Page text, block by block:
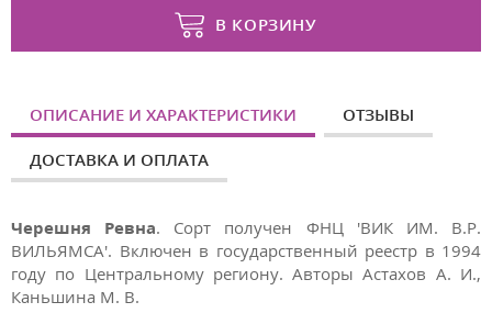
В КОРЗИНУ
ОПИСАНИЕ И ХАРАКТЕРИСТИКИ ОТЗЫВЫ
ДОСТАВКА И ОПЛАТА
Черешня Ревна. Сорт получен ФНЦ 'ВИК ИМ. В.Р.
ВИЛЬЯМСА'. Включен в государственный реестр в 1994
году по Центральному региону. Авторы Астахов А. И.,
Каньшина М. В.